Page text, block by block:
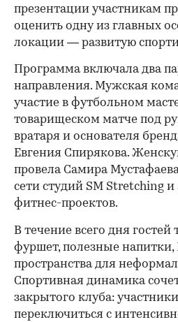
презентации участникам
оценить одну из главных
локации — развитую
Программа включала два
направления. Мужская
участие в футбольном
товарищеском матче под
вратаря и основателя
Евгения Спирякова.
провела Самира
сети студий SM Stretching
фитнес-проектов.
В течение всего дня
фуршет, полезные напитки,
пространства для
Спортивная динамика
закрытого клуба:
переключиться с